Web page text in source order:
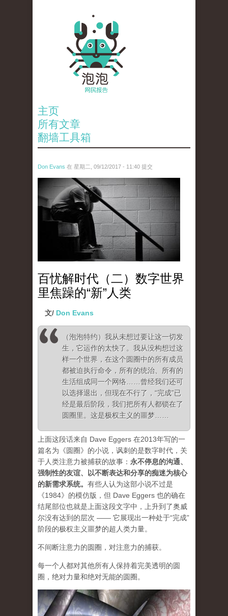
主页
所有文章
翻墙工具箱
Don Evans 在 星期二, 09/12/2017 - 11:40 提交
wechatimg1131.jpeg
百忧解时代（二）数字世界
里焦躁的“新”人类
文/ Don Evans
（泡泡特约） 我从未想过要让这一切发
生，它运作的太快了。我从没构想过这
样一个世界，在这个圆圈中的所有成员
都被迫执行命令，所有的统治、所有的
生活组成同一个网络……曾经我们还可
以选择退出，但现在不行了，“完成”已
经是最后阶段，我们把所有人都锁在了
圆圈里。这是极权主义的噩梦……
上面这段话来自 Dave Eggers 在2013年写的一
篇名为《圆圈》的小说，讽刺的是数字时代，关
于人类注意力被捕获的故事： 永不停息的沟通、
强制性的友谊、以不断表达和分享的痴迷为核心
的新需求系统。 有些人认为这部小说不过是
《1984》的模仿版，但 Dave Eggers 也的确在
结尾部位也就是上面这段文字中，上升到了奥威
尔没有达到的层次 —— 它展现出一种处于“完成”
阶段的极权主义噩梦的超人类力量。
不间断注意力的圆圈，对注意力的捕获。
每一个人都对其他所有人保持着完美透明的圆
圈，绝对力量和绝对无能的圆圈。